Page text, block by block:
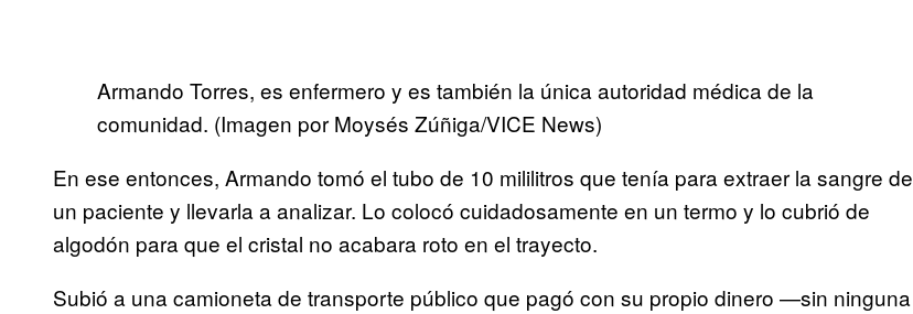
Armando Torres, es enfermero y es también la única autoridad médica de la
comunidad. (Imagen por Moysés Zúñiga/VICE News)
En ese entonces, Armando tomó el tubo de 10 mililitros que tenía para extraer la sangre de
un paciente y llevarla a analizar. Lo colocó cuidadosamente en un termo y lo cubrió de
algodón para que el cristal no acabara roto en el trayecto.
Subió a una camioneta de transporte público que pagó con su propio dinero —sin ninguna